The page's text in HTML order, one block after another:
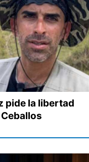
pide la libertad